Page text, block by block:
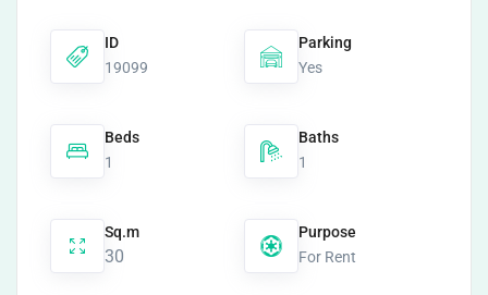
ID
19099
Parking
Yes
Beds
1
Baths
1
Sq.m
30
Purpose
For Rent